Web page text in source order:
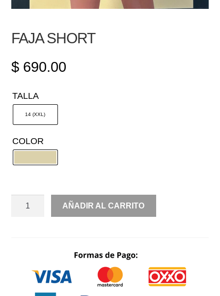
FAJA SHORT
$690.00
TALLA
14 (XXL)
COLOR
FAJA
AÑADIR AL CARRITO